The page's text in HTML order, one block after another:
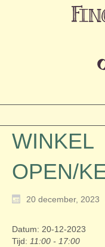
WINKEL
OPEN/
20 december, 2023
Datum: 20-12-2023
Tijd: 11:00 - 17:00